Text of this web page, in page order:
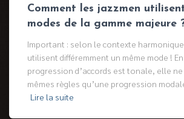
Comment les jazzmen
modes de la gamme majeure
Important : selon le contexte
utilisent différemment un même mode !
progression d’accords est tonale, elle
mêmes règles qu’une progression
Lire la suite